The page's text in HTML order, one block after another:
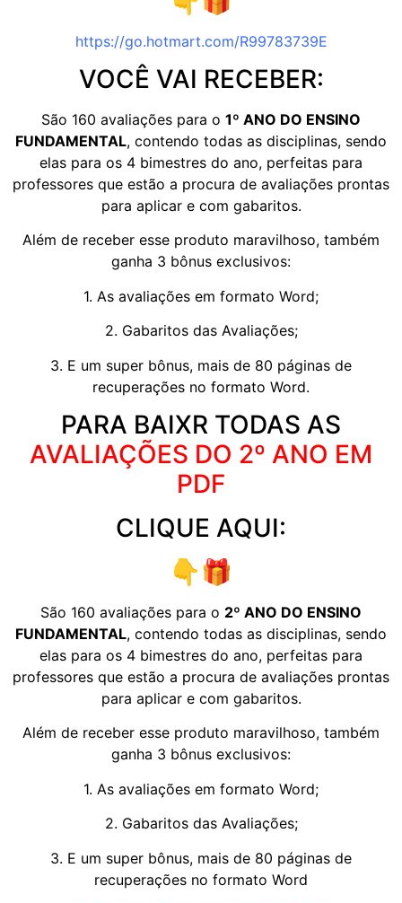
https://go.hotmart.com/R99783739E
VOCÊ VAI RECEBER:
São 160 avaliações para o 1º ANO DO ENSINO
FUNDAMENTAL, contendo todas as disciplinas, sendo
elas para os 4 bimestres do ano, perfeitas para
professores que estão a procura de avaliações prontas
para aplicar e com gabaritos.
Além de receber esse produto maravilhoso, também
ganha 3 bônus exclusivos:
1. As avaliações em formato Word;
2. Gabaritos das Avaliações;
3. E um super bônus, mais de 80 páginas de
recuperações no formato Word.
PARA BAIXR TODAS AS
AVALIAÇÕES DO 2º ANO EM
PDF
CLIQUE AQUI:
👇🎁
São 160 avaliações para o 2º ANO DO ENSINO
FUNDAMENTAL, contendo todas as disciplinas, sendo
elas para os 4 bimestres do ano, perfeitas para
professores que estão a procura de avaliações prontas
para aplicar e com gabaritos.
Além de receber esse produto maravilhoso, também
ganha 3 bônus exclusivos:
1. As avaliações em formato Word;
2. Gabaritos das Avaliações;
3. E um super bônus, mais de 80 páginas de
recuperações no formato Word